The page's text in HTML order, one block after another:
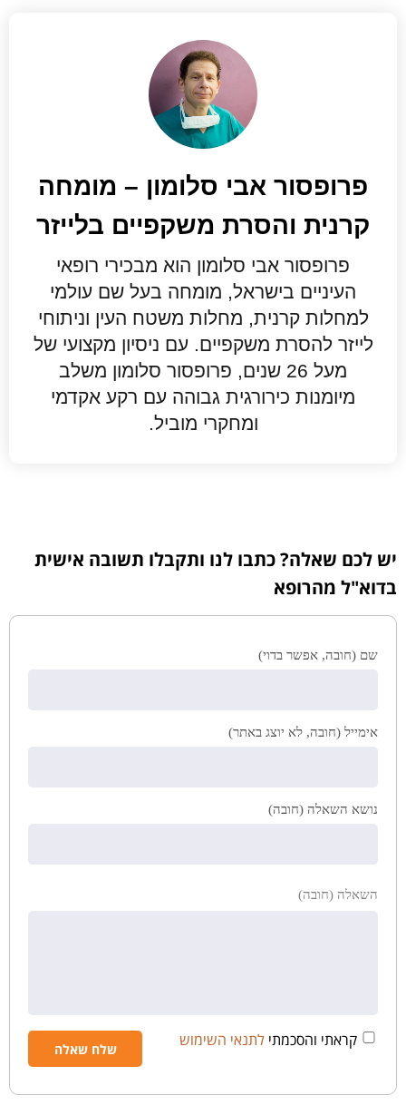
פרופסור אבי סלומון – מומחה
קרנית והסרת משקפיים בלייזר
פרופסור אבי סלומון הוא מבכירי רופאי
העיניים בישראל, מומחה בעל שם עולמי
למחלות קרנית, מחלות משטח העין וניתוחי
לייזר להסרת משקפיים. עם ניסיון מקצועי של
מעל 26 שנים, פרופסור סלומון משלב
מיומנות כירורגית גבוהה עם רקע אקדמי
ומחקרי מוביל.
יש לכם שאלה? כתבו לנו ותקבלו תשובה אישית
בדוא"ל מהרופא
שם (חובה, אפשר בדוי)
אימייל (חובה, לא יוצג באתר)
נושא השאלה (חובה)
השאלה (חובה)
קראתי והסכמתי לתנאי השימוש